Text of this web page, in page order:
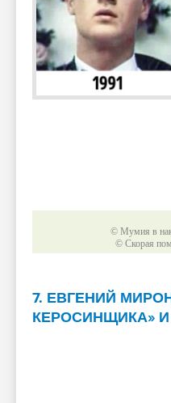
© Мумия в
© Скорая
7. ЕВГЕНИЙ
КЕРОСИНЩИКА»